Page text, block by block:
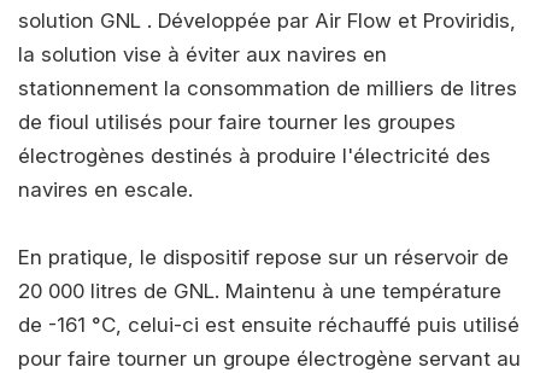
solution GNL . Développée par Air Flow et Proviridis,
la solution vise à éviter aux navires en
stationnement la consommation de milliers de litres
de fioul utilisés pour faire tourner les groupes
électrogènes destinés à produire l'électricité des
navires en escale.
En pratique, le dispositif repose sur un réservoir de
20 000 litres de GNL. Maintenu à une température
de -161 °C, celui-ci est ensuite réchauffé puis utilisé
pour faire tourner un groupe électrogène servant au